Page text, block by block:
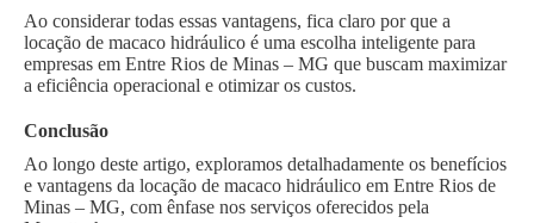
Ao considerar todas essas vantagens, fica claro por que a
locação de macaco hidráulico é uma escolha inteligente para
empresas em Entre Rios de Minas – MG que buscam maximizar
a eficiência operacional e otimizar os custos.
Conclusão
Ao longo deste artigo, exploramos detalhadamente os benefícios
e vantagens da locação de macaco hidráulico em Entre Rios de
Minas – MG, com ênfase nos serviços oferecidos pela